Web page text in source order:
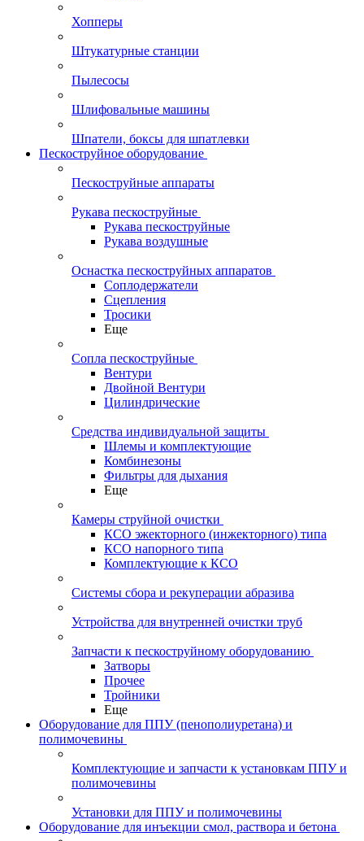
Хопперы
Штукатурные станции
Пылесосы
Шлифовальные машины
Шпатели, боксы для шпатлевки
Пескоструйное оборудование
Пескоструйные аппараты
Рукава пескоструйные
Рукава пескоструйные
Рукава воздушные
Оснастка пескоструйных аппаратов
Соплодержатели
Сцепления
Тросики
Еще
Сопла пескоструйные
Вентури
Двойной Вентури
Цилиндрические
Средства индивидуальной защиты
Шлемы и комплектующие
Комбинезоны
Фильтры для дыхания
Еще
Камеры струйной очистки
КСО эжекторного (инжекторного) типа
КСО напорного типа
Комплектующие к КСО
Системы сбора и рекуперации абразива
Устройства для внутренней очистки труб
Запчасти к пескоструйному оборудованию
Затворы
Прочее
Тройники
Еще
Оборудование для ППУ (пенополиуретана) и
полимочевины
Комплектующие и запчасти к установкам ППУ и
полимочевины
Установки для ППУ и полимочевины
Оборудование для инъекции смол, раствора и бетона